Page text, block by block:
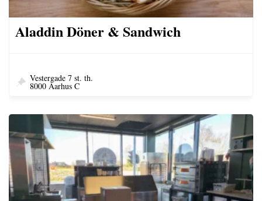
Aladdin Döner & Sandwich
Vestergade 7 st. th.
8000 Aarhus C